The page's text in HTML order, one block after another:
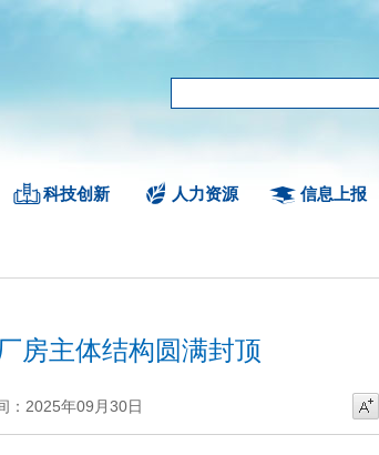
科技创新 人力资源 信息上报
房主体结构圆满封顶
：2025年09月30日